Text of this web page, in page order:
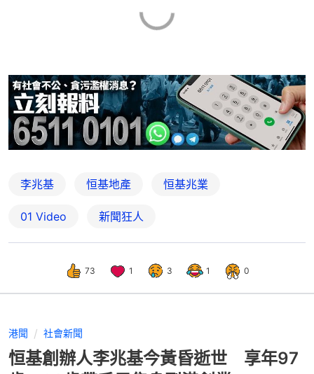
李兆基 恒基地產 恒基兆業
01 Video 新聞狂人
73 1 3 1 0
港聞 社會新聞
恒基創辦人李兆基今黃昏逝世 享年97